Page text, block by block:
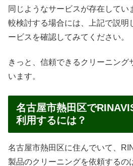
同じようなサービスが存在してい
較検討する場合には、上記で説明
ービスを確認してみてください。
きっと、信頼できるクリーニング
います。
名古屋市熱田区で
利用するには？
名古屋市熱田区に住んでいて、
製品のクリーニングを依頼するの